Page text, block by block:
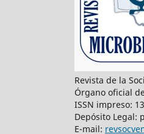
Revista de la
Órgano oficial
ISSN impreso:
Depósito Legal:
E-mail: